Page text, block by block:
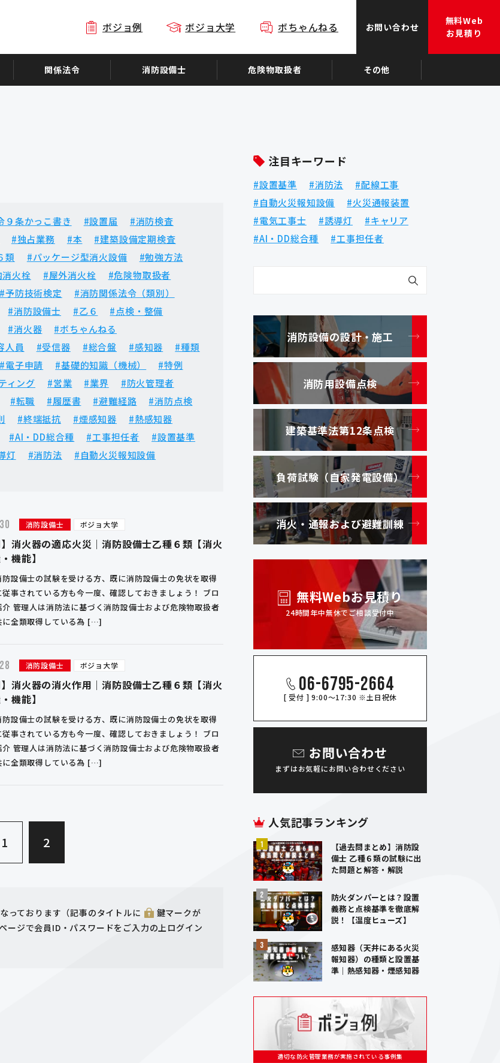
ボジョ例 ボジョ大学 ボちゃんねる お問い合わせ
無料Web
お見積り
関係法令 消防設備士 危険物取扱者 その他
９条かっこ書き #設置届
#消防検査
#独占業務 #本
#建築設備定期検査
類 #パッケージ型消火設備
#勉強方法
火栓 #屋外消火栓
#危険物取扱者
#予防技術検定
#消防関係法令（類別）
#消防設備士 #乙６
#点検・整備
#消火器
#ボちゃんねる
人員 #受信器 #総合盤 #感知器
#種類
#電子申請 #基礎的知識（機械）
#特例
ィング #営業 #業界
#防火管理者
#転職 #履歴書 #避難経路
#消防点検
#終端抵抗 #煙感知器
#熱感知器
#AI・DD総合種 #工事担任者
#設置基準
灯 #消防法
#自動火災報知設備
消防設備士 ボジョ大学
】消火器の適応火災｜消防設備士乙種６類【消火
機能】
防設備士の試験を受ける方、既に消防設備士の免状を取得
従事されている方も今一度、確認しておきましょう！ ブロ
介 管理人は消防法に基づく消防設備士および危険物取扱者
に全類取得している為 […]
消防設備士 ボジョ大学
】消火器の消火作用｜消防設備士乙種６類【消火
機能】
防設備士の試験を受ける方、既に消防設備士の免状を取得
従事されている方も今一度、確認しておきましょう！ ブロ
介 管理人は消防法に基づく消防設備士および危険物取扱者
に全類取得している為 […]
1
2
っております（記事のタイトルに
鍵マークが
ージで会員ID・パスワードをご入力の上ログイン
注目キーワード
設置基準 消防法
配線工事
自動火災報知設備
火災通報装置
電気工事士
誘導灯
キャリア
AI・DD総合種
工事担任者
消防設備の設計・施工
消防用設備点検
建築基準法第12条点検
負荷試験（自家発電設備）
消火・通報および避難訓練
無料Webお見積り
24時間年中無休でご相談受付中
06-6795-2664
[ 受付 ] 9:00～17:30 ※土日祝休
お問い合わせ
まずはお気軽にお問い合わせください
人気記事ランキング
【過去問まとめ】消防設
備士 乙種６類の試験に出
た問題と解答・解説
防火ダンパーとは？設置
義務と点検基準を徹底解
説！【温度ヒューズ】
感知器（天井にある火災
報知器）の種類と設置基
準｜熱感知器・煙感知器
適切な防火管理業務が実施されている事例集